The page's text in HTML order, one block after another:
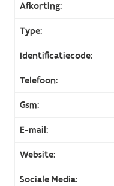
Afkorting:
Type:
Identificatiecode:
Telefoon:
Gsm:
E-mail:
Website:
Sociale Media: